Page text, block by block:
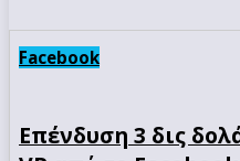
Facebook
Επένδυση 3 δις